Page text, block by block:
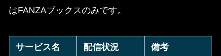
はFANZAブックスのみです。
サービス名 配信状況 備考